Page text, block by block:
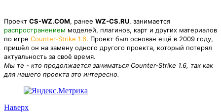
Проект CS-WZ.COM, ранее WZ-CS.RU, занимается
распространением моделей, плагинов, карт и других материалов
по игре Counter-Strike 1.6. Проект был основан ещё в 2009 году,
пришёл он на замену одного другого проекта, который потерял
актуальность за своё время.
Мы те - кто продолжается заниматься Counter-Strike 1.6, так как
для нашего проекта это интересно.
Наверх